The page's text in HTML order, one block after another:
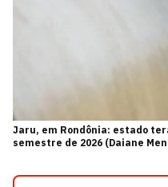
Jaru, em Rondônia: estado
semestre de 2026 (Daiane